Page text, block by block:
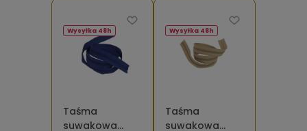
Taśma
suwakowa
Wysyłka 48h
Taśma
suwakowa
Wysyłka 48h